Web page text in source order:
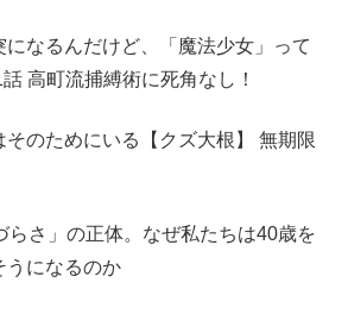
になるんだけど、「魔法少女」って
高町流捕縛術に死角なし！
そのためにいる【クズ大根】 無期限
らさ」の正体。なぜ私たちは40歳を
うになるのか